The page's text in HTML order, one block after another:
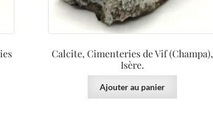
Calcite, Cimenteries de Vif (Champa),
Isère.
Ajouter au panier